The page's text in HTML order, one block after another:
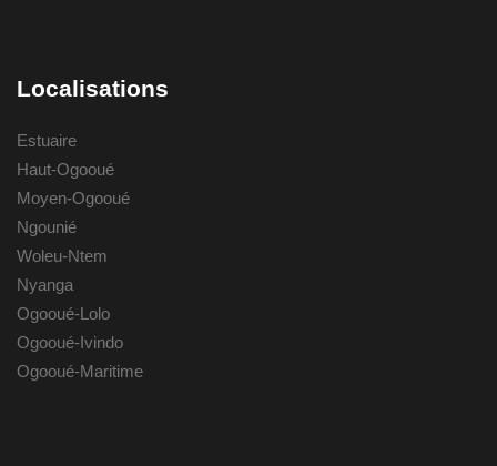
Localisations
Estuaire
Haut-Ogooué
Moyen-Ogooué
Ngounié
Woleu-Ntem
Nyanga
Ogooué-Lolo
Ogooué-Ivindo
Ogooué-Maritime